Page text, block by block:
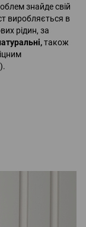
знайде свій
виробляється в
рідин, за
також